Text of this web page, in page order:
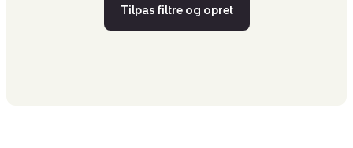
Tilpas filtre og opret